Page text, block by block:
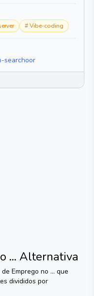
#Vibe-coding
searchoor
... Alternativa
Emprego no ... que
divididos por